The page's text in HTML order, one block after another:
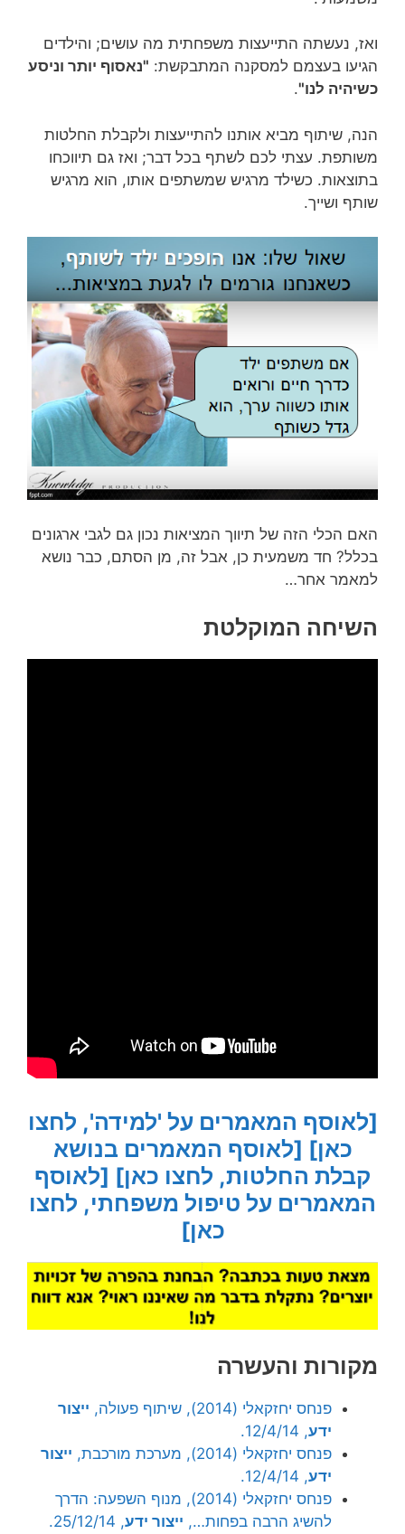
ואז, נעשתה התייעצות משפחתית מה עושים; והילדים
הגיעו בעצמם למסקנה המתבקשת: "נאסוף יותר וניסע
כשיהיה לנו".
הנה, שיתוף מביא אותנו להתייעצות ולקבלת החלטות
משותפת. עצתי לכם לשתף בכל דבר; ואז גם תיווכחו
בתוצאות. כשילד מרגיש שמשתפים אותו, הוא מרגיש
שותף ושייך.
האם הכלי הזה של תיווך המציאות נכון גם לגבי ארגונים
בכלל? חד משמעית כן, אבל זה, מן הסתם, כבר נושא
למאמר אחר…
השיחה המוקלטת
[לאוסף המאמרים על 'למידה', לחצו
כאן] [לאוסף המאמרים בנושא
קבלת החלטות, לחצו כאן] [לאוסף
המאמרים על טיפול משפחתי, לחצו
כאן]
מקורות והעשרה
פנחס יחזקאלי (2014), שיתוף פעולה,
ייצור
ידע, 12/4/14.
פנחס יחזקאלי (2014), מערכת מורכבת,
ייצור
ידע, 12/4/14.
פנחס יחזקאלי (2014), מנוף השפעה: הדרך
להשיג הרבה בפחות…, ייצור ידע, 25/12/14.